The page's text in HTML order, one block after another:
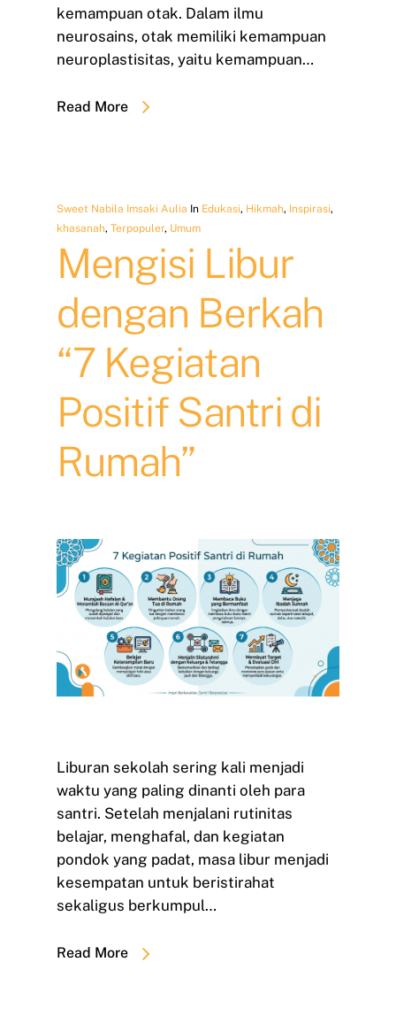
kemampuan otak. Dalam ilmu
neurosains, otak memiliki kemampuan
neuroplastisitas, yaitu kemampuan…
Read More
Sweet Nabila Imsaki Aulia In Edukasi, Hikmah, Inspirasi,
khasanah, Terpopuler, Umum
Mengisi Libur
dengan Berkah
“7 Kegiatan
Positif Santri di
Rumah”
Liburan sekolah sering kali menjadi
waktu yang paling dinanti oleh para
santri. Setelah menjalani rutinitas
belajar, menghafal, dan kegiatan
pondok yang padat, masa libur menjadi
kesempatan untuk beristirahat
sekaligus berkumpul…
Read More